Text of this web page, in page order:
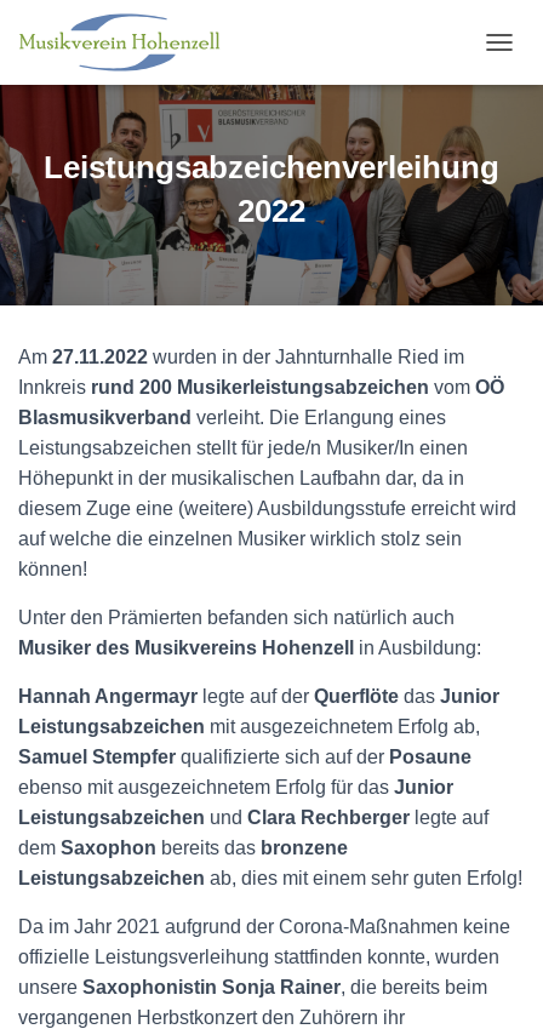
A
T
N
U
H
Leistungsabzeichenverleihung
2022
Am 27.11.2022 wurden in der Jahnturnhalle Ried im
Innkreis rund 200 Musikerleistungsabzeichen vom OÖ
Blasmusikverband verleiht. Die Erlangung eines
Leistungsabzeichen stellt für jede/n Musiker/In einen
Höhepunkt in der musikalischen Laufbahn dar, da in
diesem Zuge eine (weitere) Ausbildungsstufe erreicht wird
auf welche die einzelnen Musiker wirklich stolz sein
können!
Unter den Prämierten befanden sich natürlich auch
Musiker des Musikvereins Hohenzell
in Ausbildung:
Hannah Angermayr legte auf der Querflöte das Junior
Leistungsabzeichen mit ausgezeichnetem Erfolg ab,
Samuel Stempfer qualifizierte sich auf der Posaune
ebenso mit ausgezeichnetem Erfolg für das Junior
Leistungsabzeichen und Clara Rechberger legte auf
dem Saxophon bereits das bronzene
Leistungsabzeichen ab, dies mit einem sehr guten Erfolg!
Da im Jahr 2021 aufgrund der Corona-Maßnahmen keine
offizielle Leistungsverleihung stattfinden konnte, wurden
unsere Saxophonistin Sonja Rainer, die bereits beim
vergangenen Herbstkonzert den Zuhörern ihr